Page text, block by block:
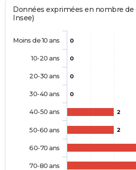
Données exprimées en nombre de
Insee)
0
0
0
0
2
2
Moins de 10 ans
10-20 ans
20-30 ans
30-40 ans
40-50 ans
50-60 ans
60-70 ans
70-80 ans